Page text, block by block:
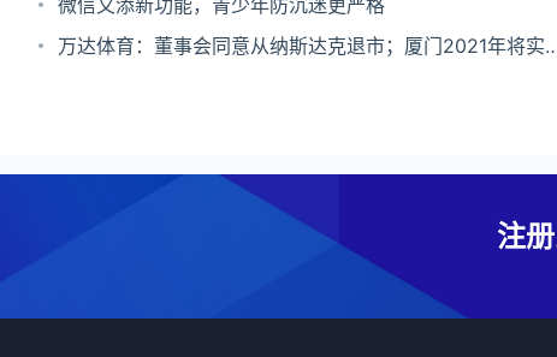
微信又添新功能，青少年防沉迷更严格
万达体育：董事会同意从纳斯达克退市；厦门2021年将实
注